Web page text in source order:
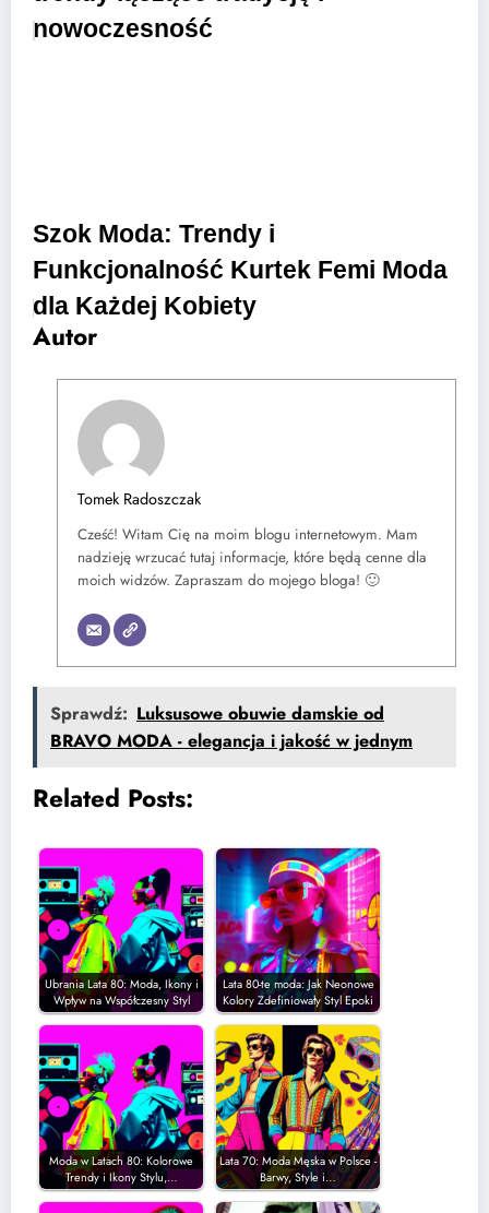
nowoczesność
Szok Moda: Trendy i
Funkcjonalność Kurtek Femi Moda
dla Każdej Kobiety
Autor
Tomek Radoszczak
Cześć! Witam Cię na moim blogu internetowym. Mam
nadzieję wrzucać tutaj informacje, które będą cenne dla
moich widzów. Zapraszam do mojego bloga! 🙂
Sprawdź: Luksusowe obuwie damskie od
BRAVO MODA - elegancja i jakość w jednym
Related Posts:
Ubrania Lata 80: Moda, Ikony i
Wpływ na Współczesny Styl
Lata 80-te moda: Jak Neonowe
Kolory Zdefiniowały Styl Epoki
Moda w Latach 80: Kolorowe
Trendy i Ikony Stylu,…
Lata 70: Moda Męska w Polsce -
Barwy, Style i…